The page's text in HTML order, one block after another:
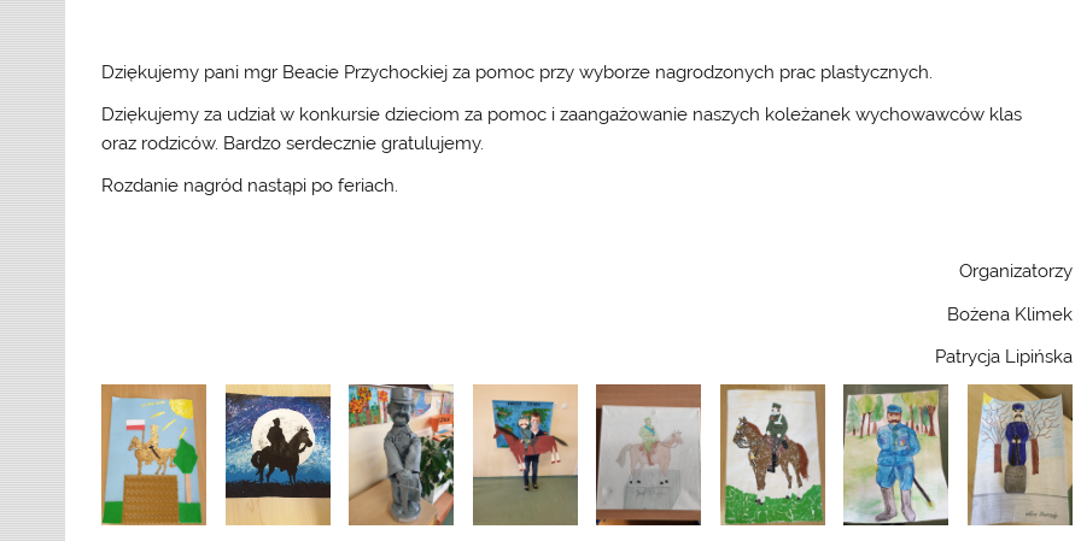
Dziękujemy pani mgr Beacie Przychockiej za pomoc przy wyborze nagrodzonych prac plastycznych.
Dziękujemy za udział w konkursie dzieciom za pomoc i zaangażowanie naszych koleżanek wychowawców klas
oraz rodziców. Bardzo serdecznie gratulujemy.
Rozdanie nagród nastąpi po feriach.
Organizatorzy
Bożena Klimek
Patrycja Lipińska